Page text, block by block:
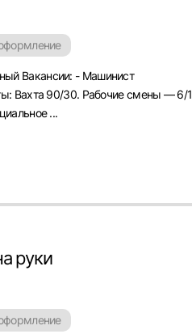
Вакансии: - Машинист
Вахта 90/30. Рабочие смены — 6/1
...
руки